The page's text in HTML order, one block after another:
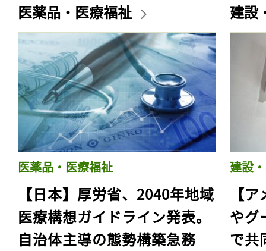
医薬品・医療福祉
医薬品・医療福祉
【日本】厚労省、2040年地域
医療構想ガイドライン発表。
自治体主導の態勢構築急務
建設
建設
【
やグ
で共